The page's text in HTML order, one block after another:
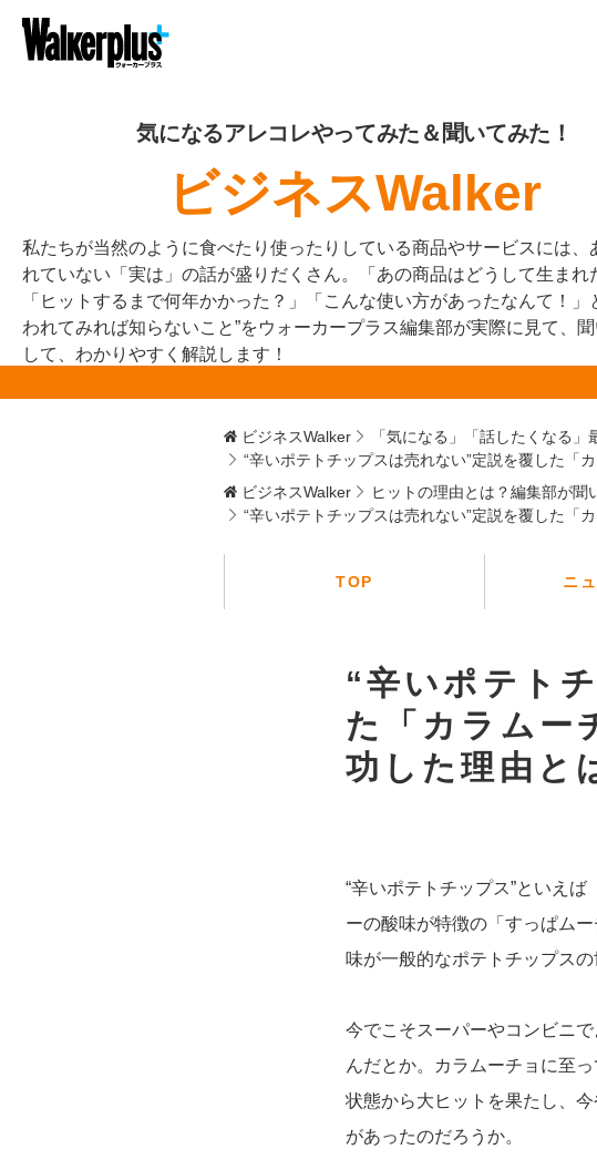
気になるアレコレやってみた＆聞いてみた！
ビジネスWalker
私たちが当然のように食べたり使ったりしている商品やサービスには、
れていない「実は」の話が盛りだくさん。「あの商品はどうして生まれ
「ヒットするまで何年かかった？」「こんな使い方があったなんて！」
われてみれば知らないこと”をウォーカープラス編集部が実際に見て、
して、わかりやすく解説します！
ビジネスWalker
「気になる」「話したくなる」
“辛いポテトチップスは売れない”定説を覆した「
ビジネスWalker
ヒットの理由とは？編集部が聞
“辛いポテトチップスは売れない”定説を覆した「
TOP ニ
“辛いポテト
た「カラムー
功した理由と
“辛いポテトチップス”といえ
ーの酸味が特徴の「すっぱム
味が一般的なポテトチップス
今でこそスーパーやコンビニ
んだとか。カラムーチョに至
状態から大ヒットを果たし、
があったのだろうか。